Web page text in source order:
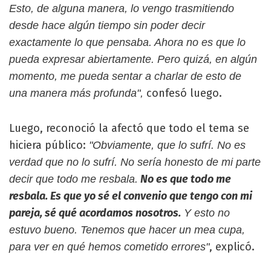
Esto, de alguna manera, lo vengo trasmitiendo
desde hace algún tiempo sin poder decir
exactamente lo que pensaba. Ahora no es que lo
pueda expresar abiertamente. Pero quizá, en algún
momento, me pueda sentar a charlar de esto de
una manera más profunda", confesó luego.
Luego, reconoció la afectó que todo el tema se
hiciera público: "Obviamente, que lo sufrí. No es
verdad que no lo sufrí. No sería honesto de mi parte
decir que todo me resbala. No es que todo me
resbala. Es que yo sé el convenio que tengo con mi
pareja, sé qué acordamos nosotros. Y esto no
estuvo bueno. Tenemos que hacer un mea cupa,
para ver en qué hemos cometido errores", explicó.